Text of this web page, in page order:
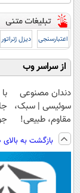
اعتبارسنجی دیزل ژنراتور
از سراسر وب
دندان مصنوعی
سوئیسی | سبک،
مقاوم، طبیعی!
ویزیت
رایگان+پرداخت
اقساطی😍
بازگشت به